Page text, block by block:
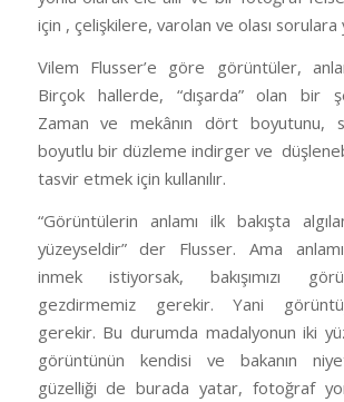
için , çelişkilere, varolan ve olası sorulara
Vilem Flusser’e göre görüntüler,
Birçok hallerde, “dışarda” olan bir
Zaman ve mekânın dört boyutunu,
boyutlu bir düzleme indirger ve
tasvir etmek için kullanılır.
“Görüntülerin anlamı ilk bakışta
yüzeyseldir” der Flusser. Ama
inmek istiyorsak, bakışımızı
gezdirmemiz gerekir. Yani
gerekir. Bu durumda madalyonun iki
görüntünün kendisi ve bakanın
güzelliği de burada yatar, fotoğraf